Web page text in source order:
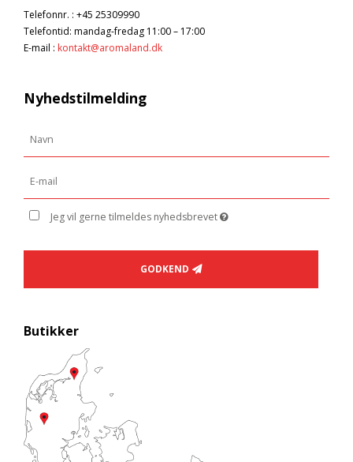
Telefonnr. : +45 25309990
Telefontid: mandag-fredag 11:00 – 17:00
E-mail : kontakt@aromaland.dk
Nyhedstilmelding
Jeg vil gerne tilmeldes nyhedsbrevet
GODKEND
Butikker